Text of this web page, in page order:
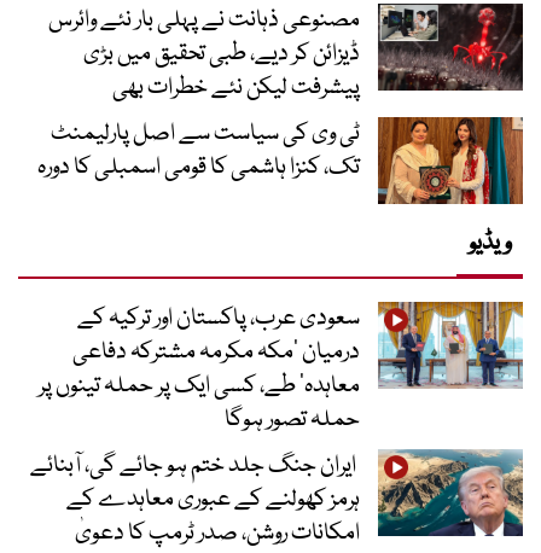
مصنوعی ذہانت نے پہلی بار نئے وائرس
ڈیزائن کر دیے، طبی تحقیق میں بڑی
پیشرفت لیکن نئے خطرات بھی
ٹی وی کی سیاست سے اصل پارلیمنٹ
تک، کنزا ہاشمی کا قومی اسمبلی کا دورہ
ویڈیو
سعودی عرب، پاکستان اور ترکیہ کے
درمیان ’مکہ مکرمہ مشترکہ دفاعی
معاہدہ‘ طے، کسی ایک پر حملہ تینوں پر
حملہ تصور ہوگا
ایران جنگ جلد ختم ہو جائے گی، آبنائے
ہرمز کھولنے کے عبوری معاہدے کے
امکانات روشن، صدر ٹرمپ کا دعویٰ